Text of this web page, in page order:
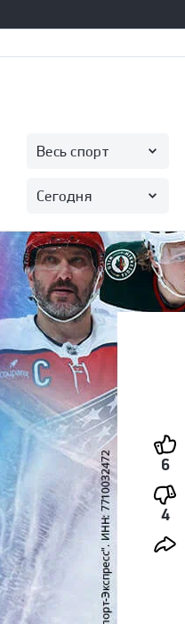
Весь спорт
Сегодня
6
4